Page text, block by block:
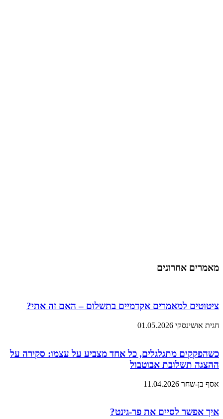
מאמרים אחרונים
ציטוטים למאמרים אקדמיים בתשלום – האם זה אתי?
חגית אושינסקי 01.05.2026
כשהפקקים מתגלגלים, כל אחד מצביע על עצמו: סקירה על
ההצגה תשלובת אבוטבול
אסף בן-שחר 11.04.2026
איך אפשר לסיים את פר-גינט?